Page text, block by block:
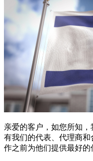
亲爱的客户，如您所知
有我们的代表、代理商
作之前为他们提供最好的